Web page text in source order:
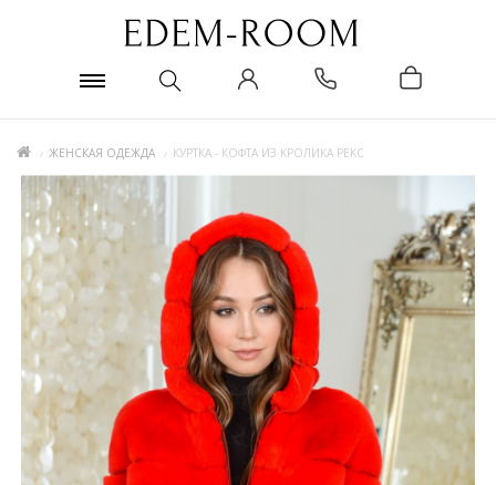
ЖЕНСКАЯ ОДЕЖДА КУРТКА - КОФТА ИЗ КРОЛИКА РЕКС